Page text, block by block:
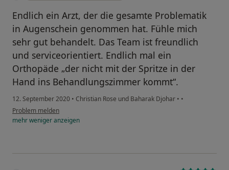
Endlich ein Arzt, der die gesamte Problematik
in Augenschein genommen hat. Fühle mich
sehr gut behandelt. Das Team ist freundlich
und serviceorientiert. Endlich mal ein
Orthopäde „der nicht mit der Spritze in der
Hand ins Behandlungszimmer kommt“.
12. September 2020 • Christian Rose und Baharak Djohar • •
Problem melden
mehrwenigeranzeigen